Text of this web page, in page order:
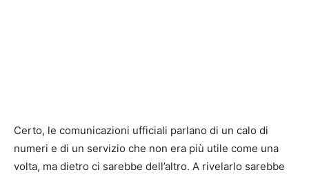
Certo, le comunicazioni ufficiali parlano di un calo di
numeri e di un servizio che non era più utile come una
volta, ma dietro ci sarebbe dell’altro. A rivelarlo sarebbe